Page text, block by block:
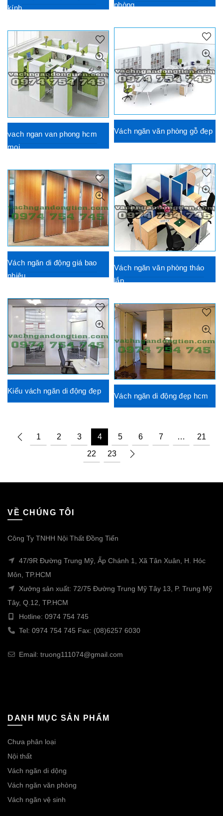
phòng
kính
Vách ngăn văn phòng gỗ đẹp
vach ngan van phong hcm
moi
Vách ngăn văn phòng tháo
lắp
Vách ngăn di động giá bao
nhiêu
Kiểu vách ngăn di động đẹp
Vách ngăn di động đẹp hcm
1 2 3 4 5 6 7 …
21
22
23
VỀ CHÚNG TÔI
Công Ty TNHH Nội Thất Đồng Tiến
47/9R Đường Trung Mỹ, Ấp Chánh 1, Xã Tân Xuân, H. Hóc
Môn, TP.HCM
Xưởng sản xuất: 72/75 Đường Trung Mỹ Tây 13, P. Trung Mỹ
Tây, Q.12, TP.HCM
Hotline: 0974 754 745
Tel: 0974 754 745 Fax: (08)6257 6030
Email: truong111074@gmail.com
DANH MỤC SẢN PHẨM
Chưa phân loại
Nội thất
Vách ngăn di dộng
Vách ngăn văn phòng
Vách ngăn vệ sinh